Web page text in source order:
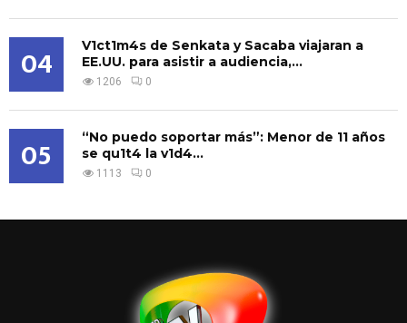
04
V1ct1m4s de Senkata y Sacaba viajaran a
EE.UU. para asistir a audiencia,...
1206 0
05
“No puedo soportar más”: Menor de 11 años
se qu1t4 la v1d4...
1113 0